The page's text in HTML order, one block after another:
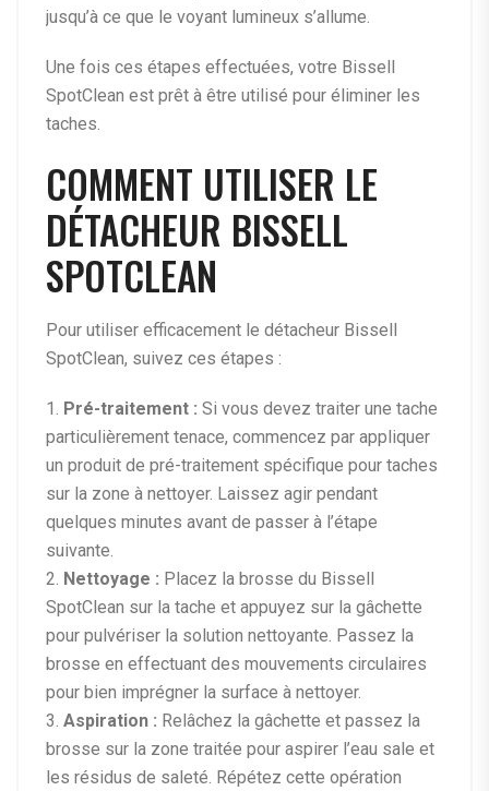
jusqu’à ce que le voyant lumineux s’allume.
Une fois ces étapes effectuées, votre Bissell
SpotClean est prêt à être utilisé pour éliminer les
taches.
COMMENT UTILISER LE
DÉTACHEUR BISSELL
SPOTCLEAN
Pour utiliser efficacement le détacheur Bissell
SpotClean, suivez ces étapes :
1. Pré-traitement : Si vous devez traiter une tache
particulièrement tenace, commencez par appliquer
un produit de pré-traitement spécifique pour taches
sur la zone à nettoyer. Laissez agir pendant
quelques minutes avant de passer à l’étape
suivante.
2. Nettoyage : Placez la brosse du Bissell
SpotClean sur la tache et appuyez sur la gâchette
pour pulvériser la solution nettoyante. Passez la
brosse en effectuant des mouvements circulaires
pour bien imprégner la surface à nettoyer.
3. Aspiration : Relâchez la gâchette et passez la
brosse sur la zone traitée pour aspirer l’eau sale et
les résidus de saleté. Répétez cette opération